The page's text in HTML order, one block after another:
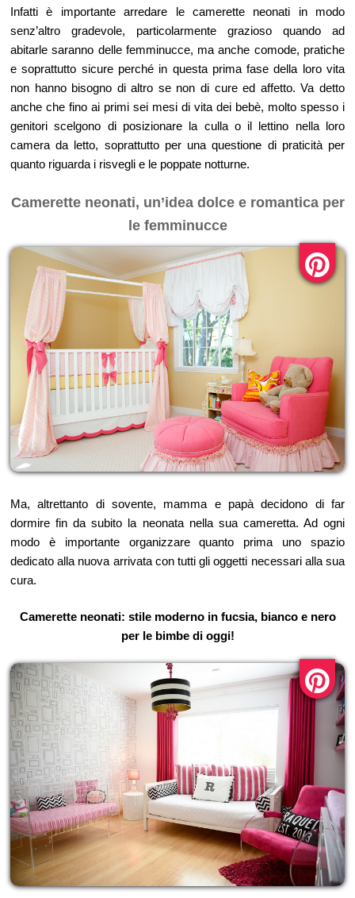
Infatti è importante arredare le camerette neonati in modo
senz’altro gradevole, particolarmente grazioso quando ad
abitarle saranno delle femminucce, ma anche comode, pratiche
e soprattutto sicure perché in questa prima fase della loro vita
non hanno bisogno di altro se non di cure ed affetto. Va detto
anche che fino ai primi sei mesi di vita dei bebè, molto spesso i
genitori scelgono di posizionare la culla o il lettino nella loro
camera da letto, soprattutto per una questione di praticità per
quanto riguarda i risvegli e le poppate notturne.
Camerette neonati, un’idea dolce e romantica per
le femminucce
Ma, altrettanto di sovente, mamma e papà decidono di far
dormire fin da subito la neonata nella sua cameretta. Ad ogni
modo è importante organizzare quanto prima uno spazio
dedicato alla nuova arrivata con tutti gli oggetti necessari alla sua
cura.
Camerette neonati: stile moderno in fucsia, bianco e nero
per le bimbe di oggi!